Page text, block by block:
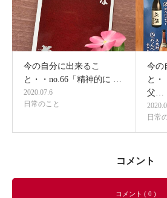
今の自分に出来るこ
と・・no.66「精神的に …
2020.07.6
日常のこと
今の
と・
父…
日常
コメント
コメント ( 0 )